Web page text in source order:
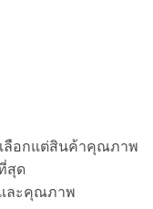
ลือกแต่สินค้าคุณภาพ
สุด
ละคุณภาพ